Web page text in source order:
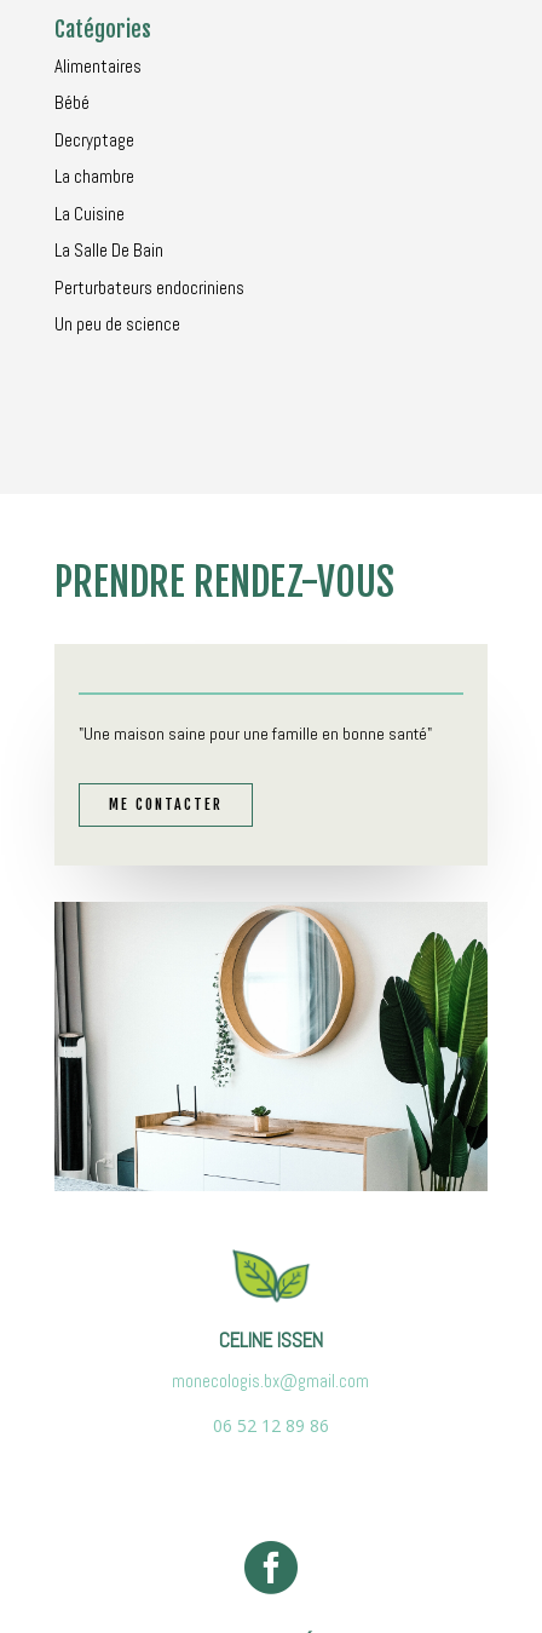
Catégories
Alimentaires
Bébé
Decryptage
La chambre
La Cuisine
La Salle De Bain
Perturbateurs endocriniens
Un peu de science
PRENDRE RENDEZ-VOUS
"Une maison saine pour une famille en bonne santé"
ME CONTACTER
CELINE ISSEN
monecologis.bx@gmail.com
06 52 12 89 86
